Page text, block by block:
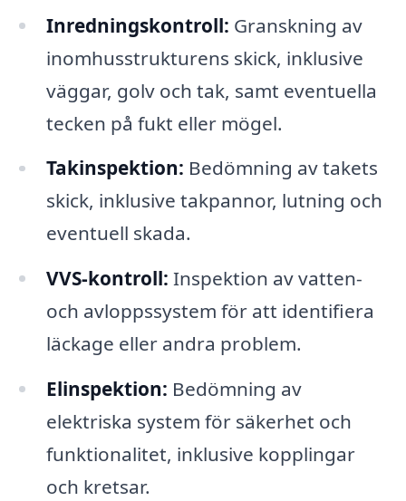
Inredningskontroll: Granskning av
inomhusstrukturens skick, inklusive
väggar, golv och tak, samt eventuella
tecken på fukt eller mögel.
Takinspektion: Bedömning av takets
skick, inklusive takpannor, lutning och
eventuell skada.
VVS-kontroll: Inspektion av vatten-
och avloppssystem för att identifiera
läckage eller andra problem.
Elinspektion: Bedömning av
elektriska system för säkerhet och
funktionalitet, inklusive kopplingar
och kretsar.